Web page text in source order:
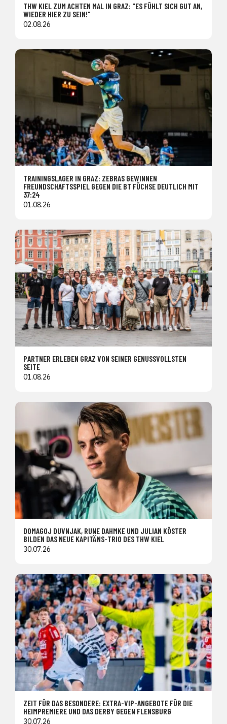
THW KIEL ZUM ACHTEN MAL IN GRAZ: "ES FÜHLT SICH GUT AN,
WIEDER HIER ZU SEIN!"
02.08.26
TRAININGSLAGER IN GRAZ: ZEBRAS GEWINNEN
FREUNDSCHAFTSSPIEL GEGEN DIE BT FÜCHSE DEUTLICH MIT
37:24
01.08.26
PARTNER ERLEBEN GRAZ VON SEINER GENUSSVOLLSTEN
SEITE
01.08.26
DOMAGOJ DUVNJAK, RUNE DAHMKE UND JULIAN KÖSTER
BILDEN DAS NEUE KAPITÄNS-TRIO DES THW KIEL
30.07.26
ZEIT FÜR DAS BESONDERE: EXTRA-VIP-ANGEBOTE FÜR DIE
HEIMPREMIERE UND DAS DERBY GEGEN FLENSBURG
30.07.26